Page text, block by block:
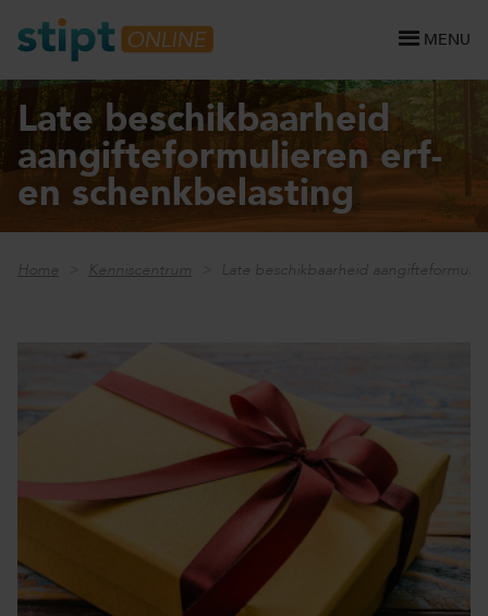
MENU
Late beschikbaarheid
aangifteformulieren erf-
en schenkbelasting
Home Kenniscentrum Late beschikbaarheid